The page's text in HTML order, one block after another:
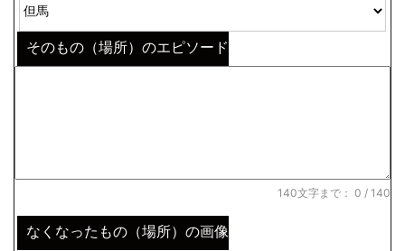
そのもの（場所）のエピソード
140文字まで： 0 / 140
なくなったもの（場所）の画像